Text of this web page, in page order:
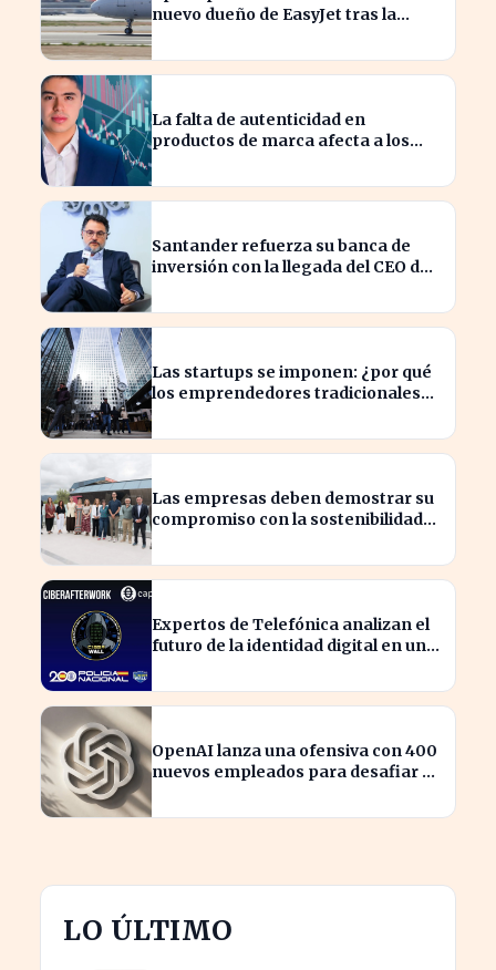
nuevo dueño de EasyJet tras la
La falta de autenticidad en
productos de marca afecta a los
Santander refuerza su banca de
inversión con la llegada del CEO de
Las startups se imponen: ¿por qué
los emprendedores tradicionales
Las empresas deben demostrar su
compromiso con la sostenibilidad
Expertos de Telefónica analizan el
futuro de la identidad digital en un
OpenAI lanza una ofensiva con 400
nuevos empleados para desafiar a
LO ÚLTIMO